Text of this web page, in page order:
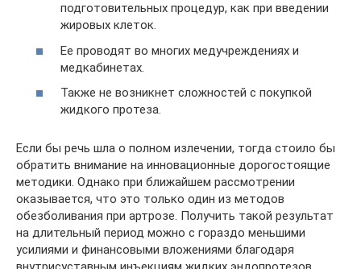
подготовительных процедур, как при введении
жировых клеток.
Ее проводят во многих медучреждениях и
медкабинетах.
Также не возникнет сложностей с покупкой
жидкого протеза.
Если бы речь шла о полном излечении, тогда стоило бы
обратить внимание на инновационные дорогостоящие
методики. Однако при ближайшем рассмотрении
оказывается, что это только один из методов
обезболивания при артрозе. Получить такой результат
на длительный период можно с гораздо меньшими
усилиями и финансовыми вложениями благодаря